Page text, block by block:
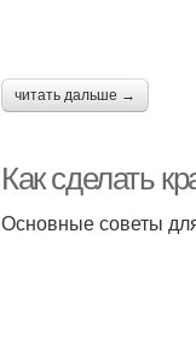
читать дальше →
Как сделать
Основные советы для